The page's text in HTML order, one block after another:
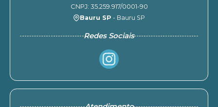
CNPJ: 35.259.917/0001-90
Bauru SP - Bauru SP
Redes Sociais